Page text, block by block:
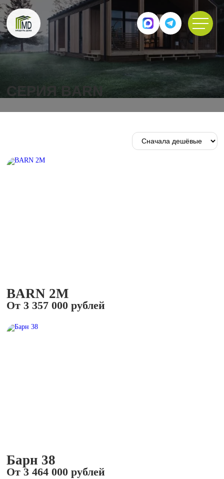
СЕРИЯ BARN
BARN 2M
От 3 357 000 рублей
Барн 38
От 3 464 000 рублей